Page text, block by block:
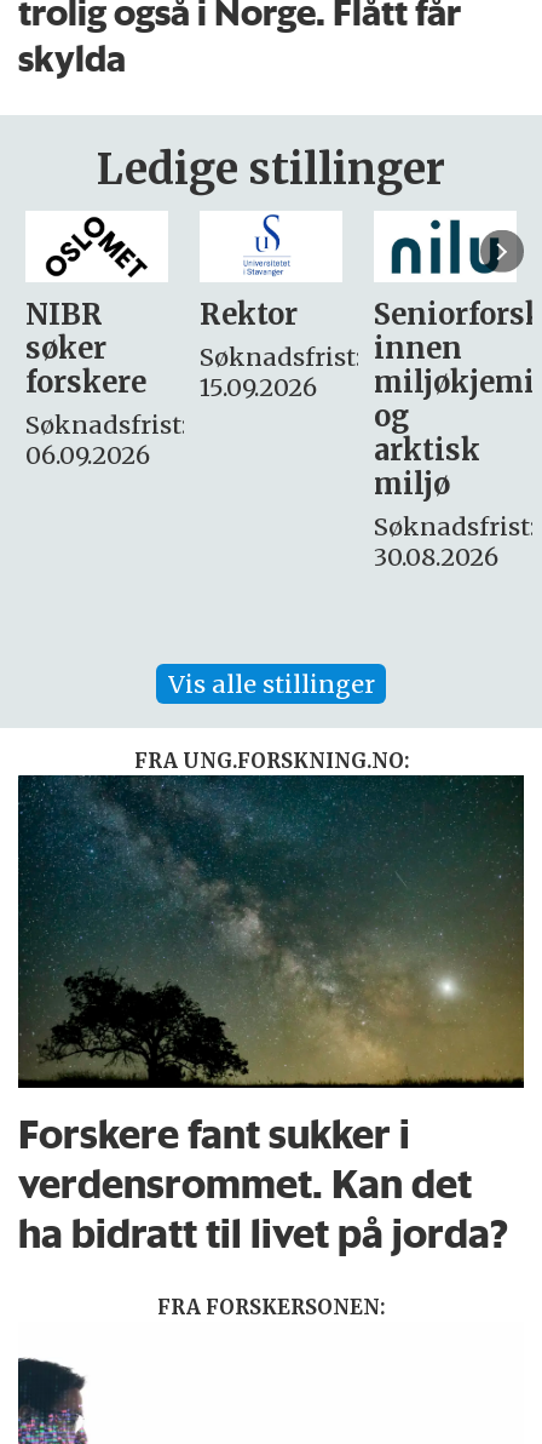
trolig også i Norge. Flått får
skylda
Ledige stillinger
Rektor
Søknadsfrist:
15.09.2026
Seniorforsker
innen
miljøkjemi
søker
– fast
Søknadsfrist:
16. august.
Vis alle stillinger
FRA UNG.FORSKNING.NO:
Forskere fant sukker i
verdensrommet. Kan det
ha bidratt til livet på jorda?
FRA FORSKERSONEN: